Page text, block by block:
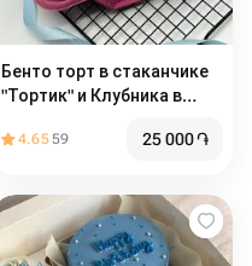
Бенто торт в стаканчике
"Тортик" и Клубника в
рождения
4.6559 25 000֏